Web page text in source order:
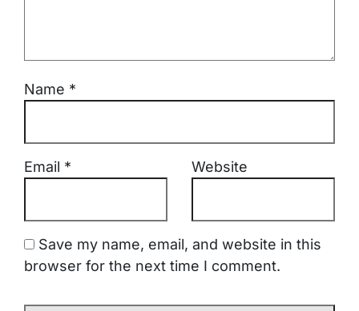
Name *
Email * Website
Save my name, email, and website in this
browser for the next time I comment.